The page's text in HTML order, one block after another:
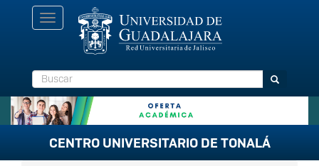
Toggle
navigation
Buscar Buscar
CENTRO UNIVERSITARIO DE TONALÁ